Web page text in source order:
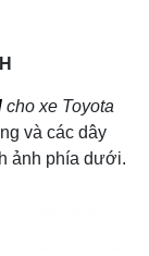
cho xe Toyota
và các dây
ảnh phía dưới.